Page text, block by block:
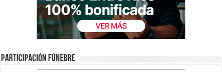
Participación fúnebre